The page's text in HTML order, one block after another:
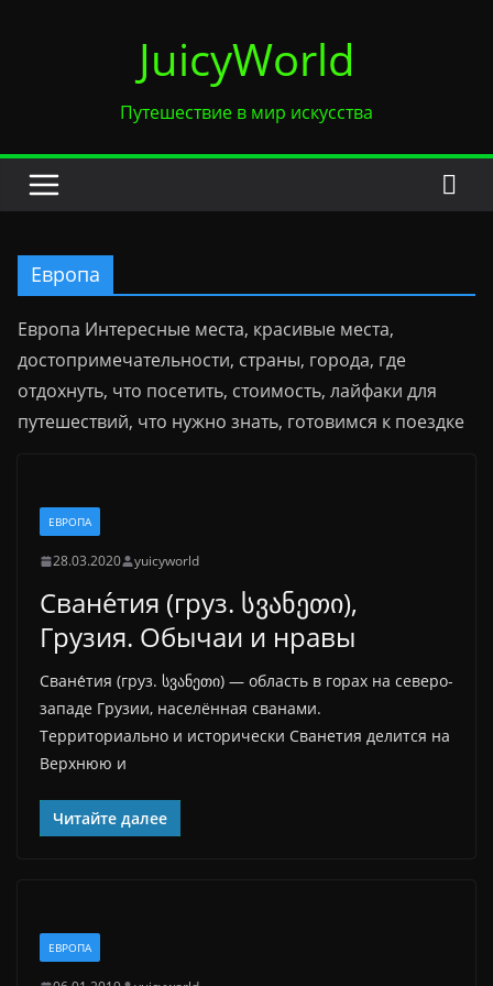
JuicyWorld
Путешествие в мир искусства
Европа
Европа Интересные места, красивые места,
достопримечательности, страны, города, где
отдохнуть, что посетить, стоимость, лайфаки для
путешествий, что нужно знать, готовимся к поездке
ЕВРОПА
28.03.2020 yuicyworld
Сване́тия (груз. სვანეთი),
Грузия. Обычаи и нравы
Сване́тия (груз. სვანეთი) — область в горах на северо-
западе Грузии, населённая сванами.
Территориально и исторически Сванетия делится на
Верхнюю и
Читайте далее
ЕВРОПА